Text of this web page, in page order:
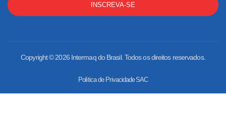
INSCREVA-SE
Copyright © 2026 Intermaq do Brasil. Todos os direitos reservados.
Politica de PrivacidadeSAC